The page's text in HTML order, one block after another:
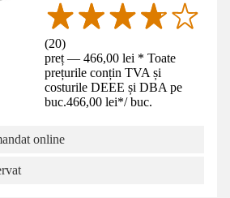
(20)
preț — 466,00 lei * Toate
prețurile conțin TVA și
costurile DEEE și DBA pe
buc.466,00 lei*/ buc.
online